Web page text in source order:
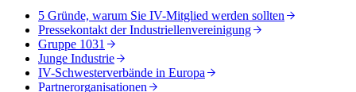
5 Gründe, warum Sie IV-Mitglied werden sollten
Pressekontakt der Industriellenvereinigung
Gruppe 1031
Junge Industrie
IV-Schwesterverbände in Europa
Partnerorganisationen